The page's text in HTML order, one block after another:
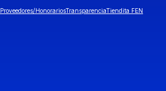
Proveedores/HonorariosTransparenciaTiendita FEN